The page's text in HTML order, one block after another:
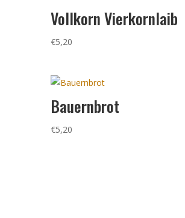
Vollkorn Vierkornlaib
€5,20
Bauernbrot
€5,20